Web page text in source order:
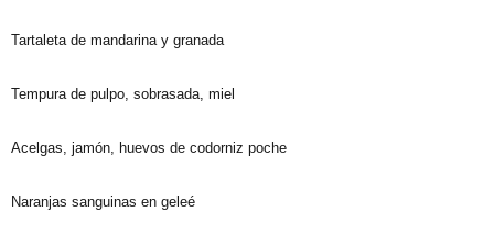
Tartaleta de mandarina y granada
Tempura de pulpo, sobrasada, miel
Acelgas, jamón, huevos de codorniz poche
Naranjas sanguinas en geleé